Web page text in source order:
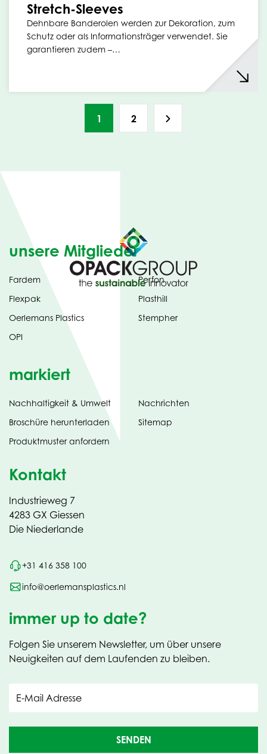
Stretch-Sleeves
Dehnbare Banderolen werden zur Dekoration, zum
Schutz oder als Informationsträger verwendet. Sie
garantieren zudem –…
1 2
unsere Mitglieder
Fardem
Flexpak
Oerlemans Plastics
OPI
Perfon
Plasthill
Stempher
markiert
Nachhaltigkeit & Umwelt
Broschüre herunterladen(opens
in
new
Produktmuster anfordern
Nachrichten
Sitemap
Kontakt
Industrieweg 7
4283 GX Giessen
Die Niederlande
+31 416 358 100
info@oerlemansplastics.nl
immer up to date?
Folgen Sie unserem Newsletter, um über unsere
Neuigkeiten auf dem Laufenden zu bleiben.
E-Mail Adresse
SENDEN